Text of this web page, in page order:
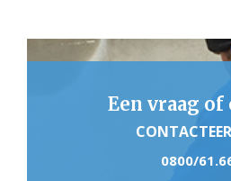
Een vraag
0800/